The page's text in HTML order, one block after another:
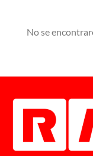
No se